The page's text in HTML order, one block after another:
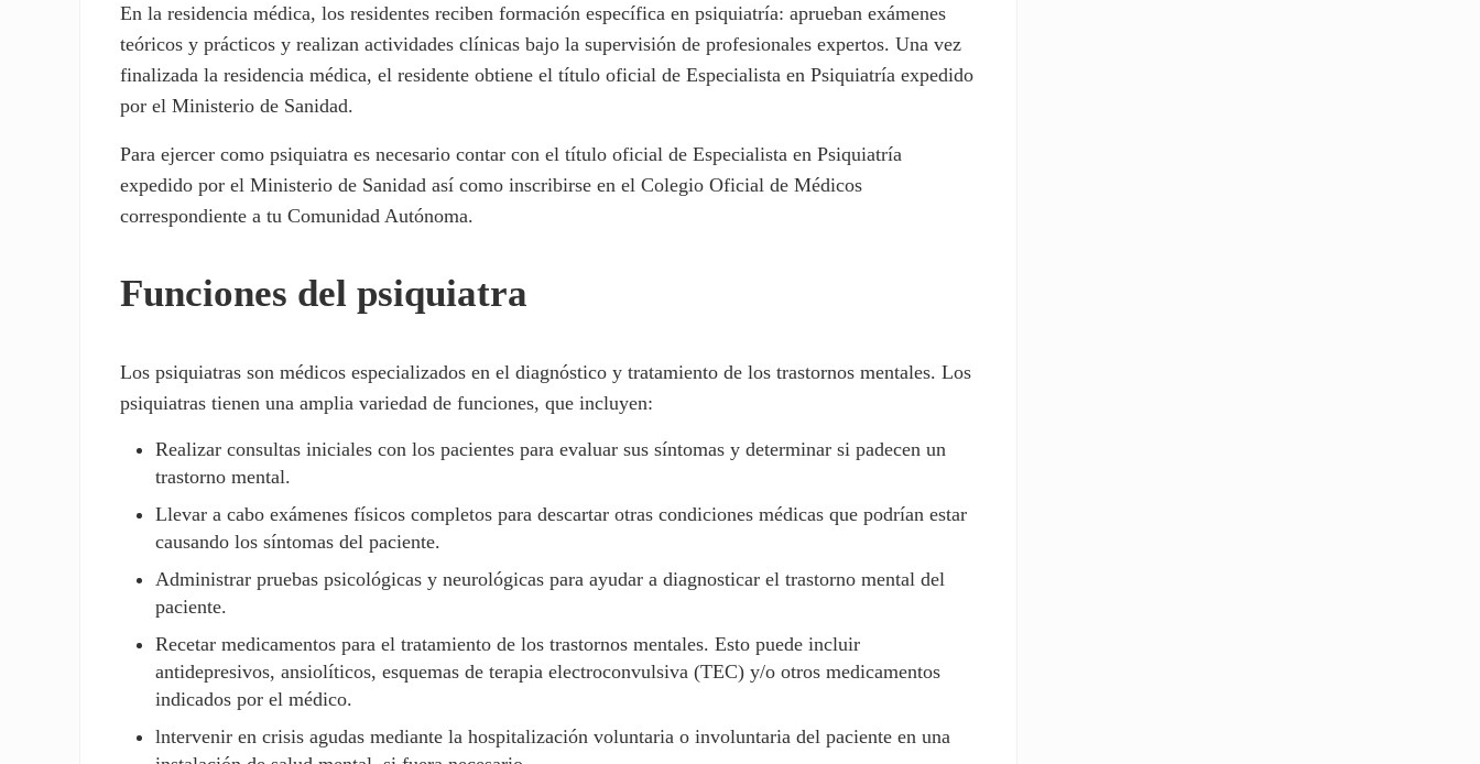
En la residencia médica, los residentes reciben formación específica en psiquiatría: aprueban exámenes
teóricos y prácticos y realizan actividades clínicas bajo la supervisión de profesionales expertos. Una vez
finalizada la residencia médica, el residente obtiene el título oficial de Especialista en Psiquiatría expedido
por el Ministerio de Sanidad.
Para ejercer como psiquiatra es necesario contar con el título oficial de Especialista en Psiquiatría
expedido por el Ministerio de Sanidad así como inscribirse en el Colegio Oficial de Médicos
correspondiente a tu Comunidad Autónoma.
Funciones del psiquiatra
Los psiquiatras son médicos especializados en el diagnóstico y tratamiento de los trastornos mentales. Los
psiquiatras tienen una amplia variedad de funciones, que incluyen:
Realizar consultas iniciales con los pacientes para evaluar sus síntomas y determinar si padecen un
trastorno mental.
Llevar a cabo exámenes físicos completos para descartar otras condiciones médicas que podrían estar
causando los síntomas del paciente.
Administrar pruebas psicológicas y neurológicas para ayudar a diagnosticar el trastorno mental del
paciente.
Recetar medicamentos para el tratamiento de los trastornos mentales. Esto puede incluir
antidepresivos, ansiolíticos, esquemas de terapia electroconvulsiva (TEC) y/o otros medicamentos
indicados por el médico.
lntervenir en crisis agudas mediante la hospitalización voluntaria o involuntaria del paciente en una